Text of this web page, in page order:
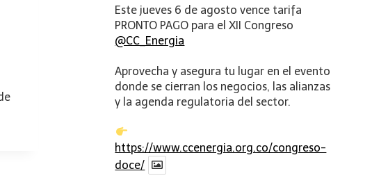
Este jueves 6 de agosto vence tarifa
PRONTO PAGO para el XII Congreso
@CC_Energia
Aprovecha y asegura tu lugar en el evento
donde se cierran los negocios, las alianzas
y la agenda regulatoria del sector.
https://www.ccenergia.org.co/congreso-
doce/